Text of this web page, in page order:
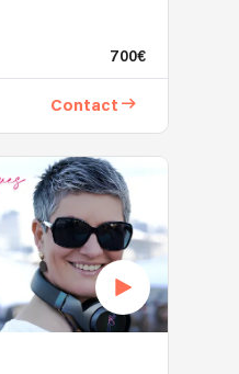
700€
Contact